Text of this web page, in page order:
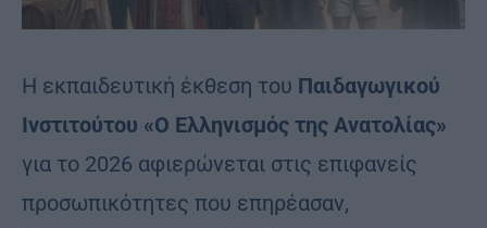
Η εκπαιδευτική έκθεση του Παιδαγωγικού
Ινστιτούτου «Ο Ελληνισμός της Ανατολίας»
για το 2026 αφιερώνεται στις επιφανείς
προσωπικότητες που επηρέασαν,